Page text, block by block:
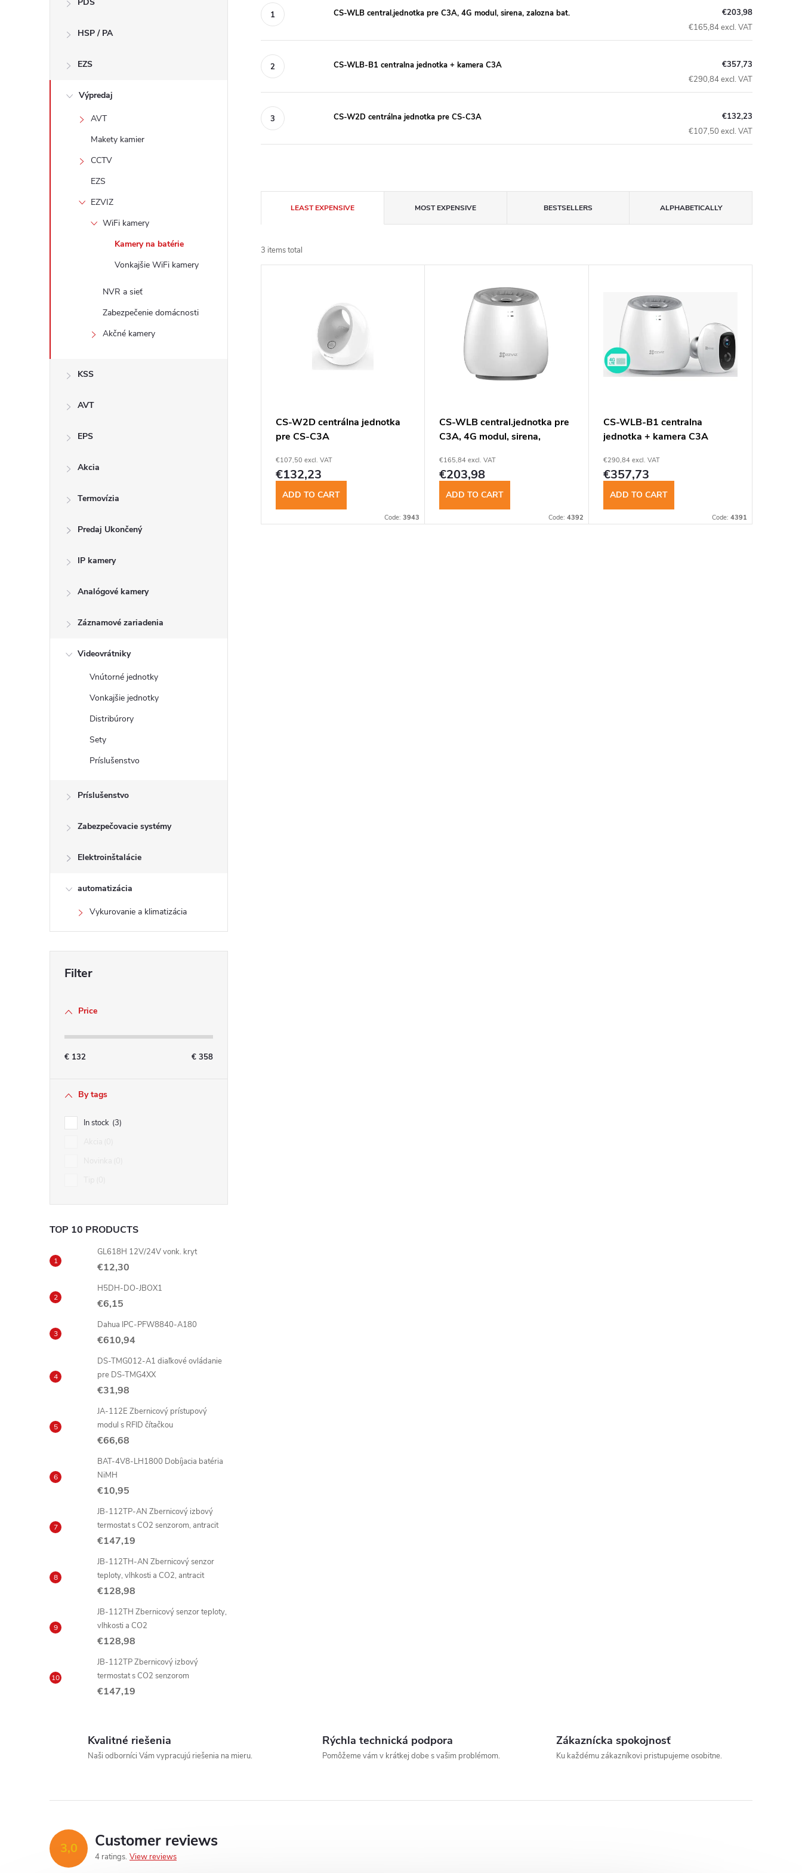
a
HSP / PA
EZS
Výpredaj
AVT
Makety kamier
CCTV
EZS
EZVIZ
WiFi kamery
Kamery na batérie
Vonkajšie WiFi kamery
NVR a sieť
Zabezpečenie domácnosti
Akčné kamery
KSS
AVT
EPS
Akcia
Termovízia
Predaj Ukončený
IP kamery
Analógové kamery
Záznamové zariadenia
Videovrátniky
Vnútorné jednotky
Vonkajšie jednotky
Distribúrory
Sety
Príslušenstvo
Príslušenstvo
Zabezpečovacie systémy
Elektroinštalácie
automatizácia
Vykurovanie a klimatizácia
Price
€ 132 € 358
By tags
In stock 3
TOP 10 PRODUCTS
GL618H 12V/24V vonk. kryt
€12,30
H5DH-DO-JBOX1
€6,15
Dahua IPC-PFW8840-A180
€610,94
DS-TMG012-A1 diaľkové ovládanie
pre DS-TMG4XX
€31,98
JA-112E Zbernicový prístupový
modul s RFID čítačkou
€66,68
BAT-4V8-LH1800 Dobíjacia batéria
NiMH
€10,95
JB-112TP-AN Zbernicový izbový
termostat s CO2 senzorom, antracit
€147,19
JB-112TH-AN Zbernicový senzor
teploty, vlhkosti a CO2, antracit
€128,98
JB-112TH Zbernicový senzor teploty,
vlhkosti a CO2
€128,98
JB-112TP Zbernicový izbový
termostat s CO2 senzorom
€147,19
CS-WLB central.jednotka pre C3A, 4G modul, sirena, zalozna bat.
€203,98
€165,84 excl. VAT
CS-WLB-B1 centralna jednotka + kamera C3A
€357,73
€290,84 excl. VAT
CS-W2D centrálna jednotka pre CS-C3A
€132,23
€107,50 excl. VAT
r
o
i
LEAST EXPENSIVE MOST EXPENSIVE BESTSELLERS ALPHABETICALLY
3 items total
o
CS-W2D centrálna jednotka
pre CS-C3A
€107,50 excl. VAT
€132,23
ADD TO CART
Code:3943
CS-WLB central.jednotka pre
C3A, 4G modul, sirena,
€165,84 excl. VAT
€203,98
ADD TO CART
Code: 4392
CS-WLB-B1 centralna
jednotka + kamera C3A
€290,84 excl. VAT
€357,73
ADD TO CART
Code: 4391
Kvalitné riešenia
Naši odborníci Vám vypracujú riešenia na mieru.
Rýchla technická podpora
Pomôžeme vám v krátkej dobe s vašim problémom.
Zákaznícka spokojnosť
Ku každému zákazníkovi pristupujeme osobitne.
3,0 Customer reviews
4 ratings View reviews